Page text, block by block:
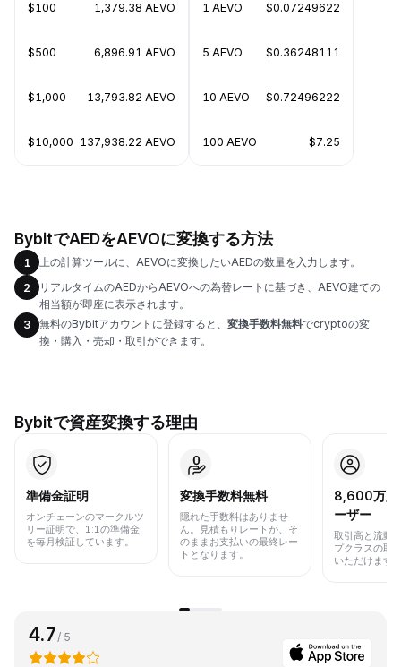
$100 1,379.38 AEVO
$500 6,896.91 AEVO
$1,000 13,793.82 AEVO
$10,000 137,938.22 AEVO
1 AEVO $0.07249622
5 AEVO $0.36248111
10 AEVO $0.72496222
100 AEVO $7.25
BybitでAEDをAEVOに変換する方法
1
上の計算ツールに、AEVOに変換したいAEDの数量を入力します。
2
リアルタイムのAEDからAEVOへの為替レートに基づき、AEVO建ての
相当額が即座に表示されます。
3
無料のBybitアカウントに登録すると、 変換手数料無料でcryptoの変
換・購入・売却・取引ができます。
Bybitで資産変換する理由
準備金証明
オンチェーンのマークルツ
リー証明で、1:1の準備金
を毎月検証しています。
変換手数料無料
隠れた手数料はありませ
ん。見積もりレートが、そ
のままお支払いの最終レー
トとなります。
8,600万人
ーザー
取引高と流動
プクラスの取
いただけます
4.7/ 5